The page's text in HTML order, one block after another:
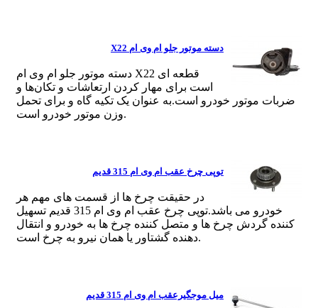
دسته موتور جلو ام وی ام X22
دسته موتور جلو ام وی ام X22 قطعه ای
است برای مهار کردن ارتعاشات و تکان‌ها و
ضربات موتور خودرو است.به عنوان یک تکیه گاه و برای تحمل
وزن موتور خودرو است.
توپی چرخ عقب ام وی ام 315 قدیم
در حقیقت چرخ ها از قسمت های مهم هر
خودرو می باشد.توپی چرخ عقب ام وی ام 315 قدیم تسهیل
کننده گردش چرخ ها و متصل کننده چرخ ها به خودرو و انتقال
دهنده گشتاور یا همان نیرو به چرخ است.
میل موجگیرعقب ام وی ام 315 قدیم